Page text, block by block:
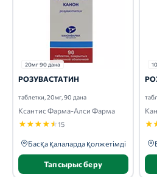
20мг 90 дана
РОЗУВАСТАТИН
таблетки, 20мг, 90 дана
Ксантис Фарма-Алси Фарма
★★★★★15
Басқа қалаларда қолжетімді
Тапсырыс беру
★